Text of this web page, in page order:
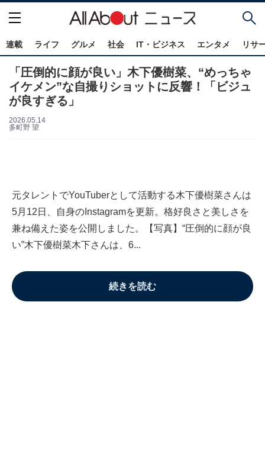
連載 ライフ グルメ 社会 IT・ビジネス エンタメ リサ
「圧倒的に顔が良い」木下優樹菜、“めっちゃ
イケメン”な自撮りショットに反響！「ビジュ
が良すぎる」
2026.05.14
多町野 望
元タレントでYouTuberとして活動する木下優樹菜さんは
5月12日、自身のInstagramを更新。格好良さと美しさを
兼ね備えた姿を公開しました。【写真】“圧倒的に顔が良
い”木下優樹菜木下さんは、6...
続きを読む